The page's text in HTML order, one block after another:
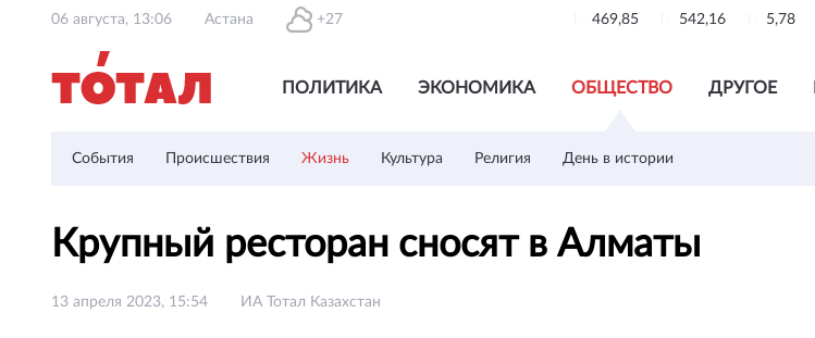
06 августа, 13:06 Астана +27 469,85 542,16 5,78
ПОЛИТИКА ЭКОНОМИКА ОБЩЕСТВО ДРУГОЕ
События Происшествия Жизнь Культура Религия День в истории
Крупный ресторан сносят в Алматы
13 апреля 2023, 15:54 ИА Тотал Казахстан